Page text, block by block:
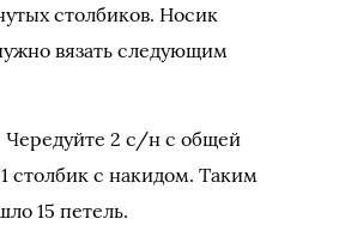
столбиков. Носик
вязать следующим
2 с/н с общей
столбик с накидом. Таким
15 петель.